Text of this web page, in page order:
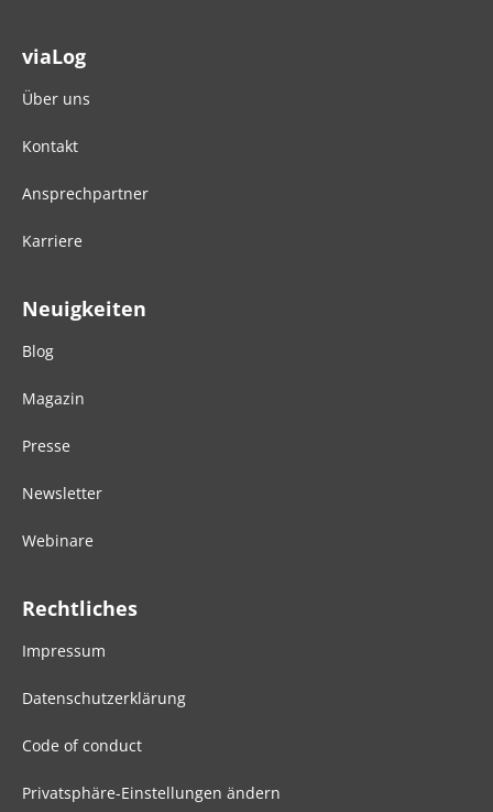
viaLog
Über uns
Kontakt
Ansprechpartner
Karriere
Neuigkeiten
Blog
Magazin
Presse
Newsletter
Webinare
Rechtliches
Impressum
Datenschutzerklärung
Code of conduct
Privatsphäre-Einstellungen ändern